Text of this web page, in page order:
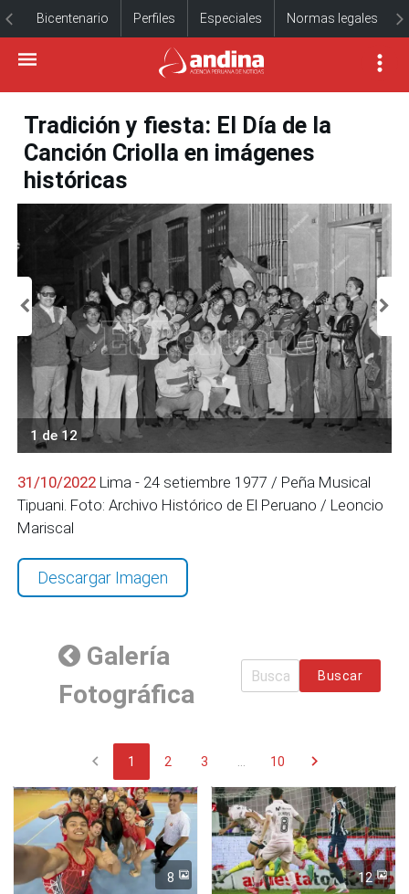
Bicentenario Perfiles Especiales Normas legales
Tradición y fiesta: El Día de la
Canción Criolla en imágenes
históricas
1 de 12
31/10/2022 Lima - 24 setiembre 1977 / Peña Musical
Tipuani. Foto: Archivo Histórico de El Peruano / Leoncio
Mariscal
Descargar Imagen
Galería
Fotográfica
Buscar
chevron_left 1 2 3 ... 10 chevron_right
8 12